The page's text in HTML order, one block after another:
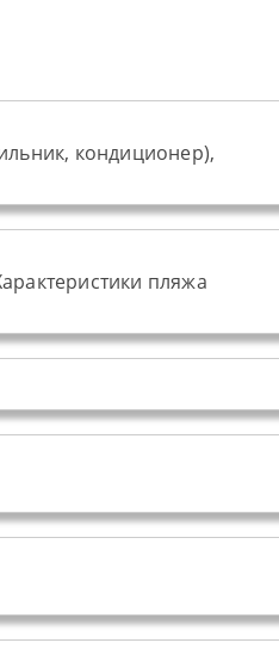
кондиционер),
пляжа